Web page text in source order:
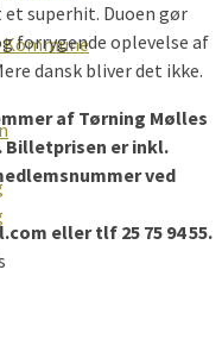
Kommune
superhit. Duoen gør
forrygende oplevelse af
dansk bliver det ikke.
af Tørning Mølles
Billetprisen er inkl.
ved
eller tlf 25 75 94 55.